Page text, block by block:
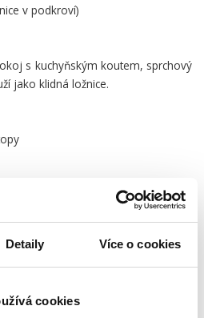
Detaily Více o cookies
cookies
v podkroví)
s kuchyňským koutem, sprchový
jako klidná ložnice.
kdo hledá přírodu, klid a